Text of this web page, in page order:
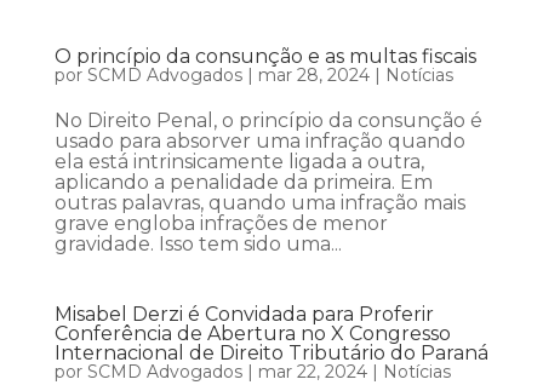
O princípio da consunção e as multas fiscais
por SCMD Advogados| mar 28, 2024| Notícias
No Direito Penal, o princípio da consunção é
usado para absorver uma infração quando
ela está intrinsicamente ligada a outra,
aplicando a penalidade da primeira. Em
outras palavras, quando uma infração mais
grave engloba infrações de menor
gravidade. Isso tem sido uma...
Misabel Derzi é Convidada para Proferir
Conferência de Abertura no X Congresso
Internacional de Direito Tributário do Paraná
por SCMD Advogados| mar 22, 2024| Notícias